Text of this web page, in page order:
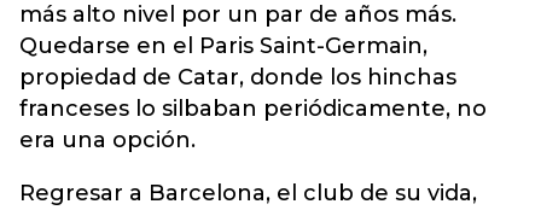
más alto nivel por un par de años más.
Quedarse en el Paris Saint-Germain,
propiedad de Catar, donde los hinchas
franceses lo silbaban periódicamente, no
era una opción.
Regresar a Barcelona, ​​​​el club de su vida,